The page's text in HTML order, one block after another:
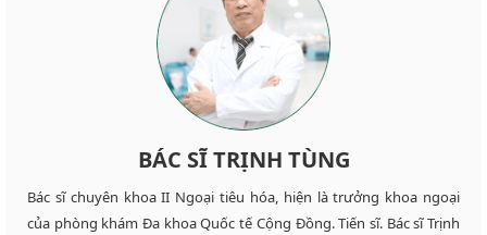
BÁC SĨ TRỊNH TÙNG
Bác sĩ chuyên khoa II Ngoại tiêu hóa, hiện là trưởng khoa ngoại
của phòng khám Đa khoa Quốc tế Cộng Đồng. Tiến sĩ. Bác sĩ Trịnh